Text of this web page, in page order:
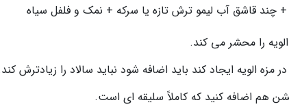
چند قاشق آب لیمو ترش تازه یا سرکه + نمک و فلفل سیاه
را محشر می کند.
الویه ایجاد کند باید اضافه شود نباید سالاد را زیادترش
هم اضافه کنید که کاملاً سلیقه ای است.